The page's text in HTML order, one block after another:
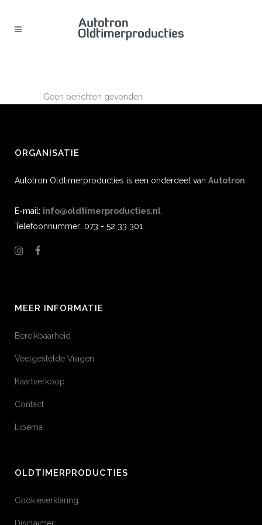
Geen berichten gevonden
ORGANISATIE
Autotron Oldtimerproducties is een onderdeel van Autotron
E-mail: info@oldtimerproducties.nl
Telefoonnummer: 073 - 52 33 301
MEER INFORMATIE
Bereikbaarheid
Veelgestelde Vragen
Kaartverkoop
Contact
Libéma
OLDTIMERPRODUCTIES
Cookieverklaring